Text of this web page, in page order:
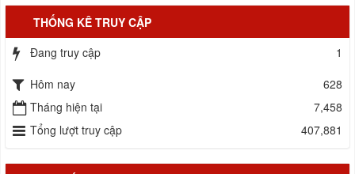
THỐNG KÊ TRUY CẬP
Đang truy cập
1
Hôm nay
628
Tháng hiện tại
7,458
Tổng lượt truy cập
407,881